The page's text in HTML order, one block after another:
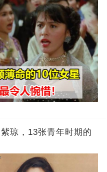
琼，13张青年时期的